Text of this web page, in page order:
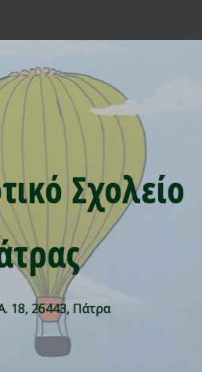
Σχολείο
18, 26443, Πάτρα